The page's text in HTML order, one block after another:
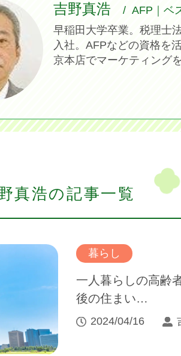
吉野真浩
AFP｜ベ
早稲田大学卒業。税理士
入社。AFPなどの資格を
京本店でマーケティングを
真浩の記事一覧
暮らし
一人暮らしの高齢
後の住まい…
2024/04/16